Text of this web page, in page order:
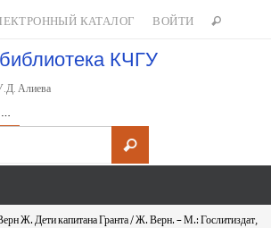
КАТАЛОГ ВОЙТИ
КЧГУ
Алиева
…
Ж. Дети капитана Гранта / Ж. Верн. – М.: Гослитиздат,